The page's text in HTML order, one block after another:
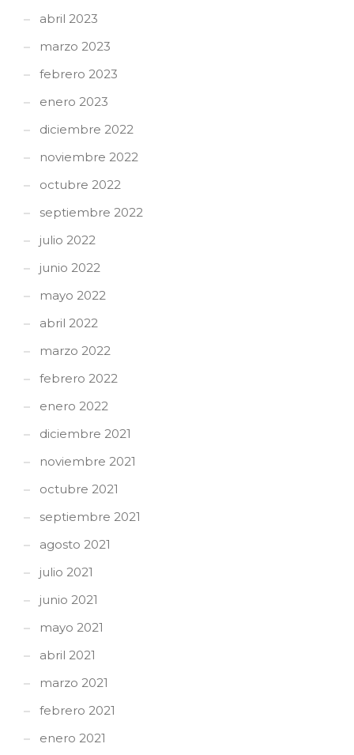
abril 2023
marzo 2023
febrero 2023
enero 2023
diciembre 2022
noviembre 2022
octubre 2022
septiembre 2022
julio 2022
junio 2022
mayo 2022
abril 2022
marzo 2022
febrero 2022
enero 2022
diciembre 2021
noviembre 2021
octubre 2021
septiembre 2021
agosto 2021
julio 2021
junio 2021
mayo 2021
abril 2021
marzo 2021
febrero 2021
enero 2021